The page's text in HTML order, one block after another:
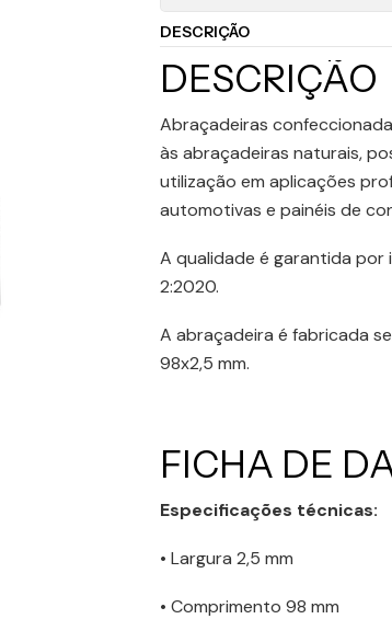
DESCRIÇÃO
DESCRIÇÃO
Abraçadeiras
às abraçadeiras naturais,
utilização em aplicações
automotivas e painéis de
A qualidade é garantida por
2:2020.
A abraçadeira é fabricada
98x2,5 mm.
FICHA DE
Especificações técnicas:
• Largura 2,5 mm
• Comprimento 98 mm